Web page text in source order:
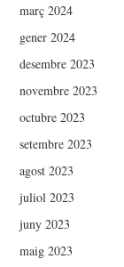
març 2024
gener 2024
desembre 2023
novembre 2023
octubre 2023
setembre 2023
agost 2023
juliol 2023
juny 2023
maig 2023